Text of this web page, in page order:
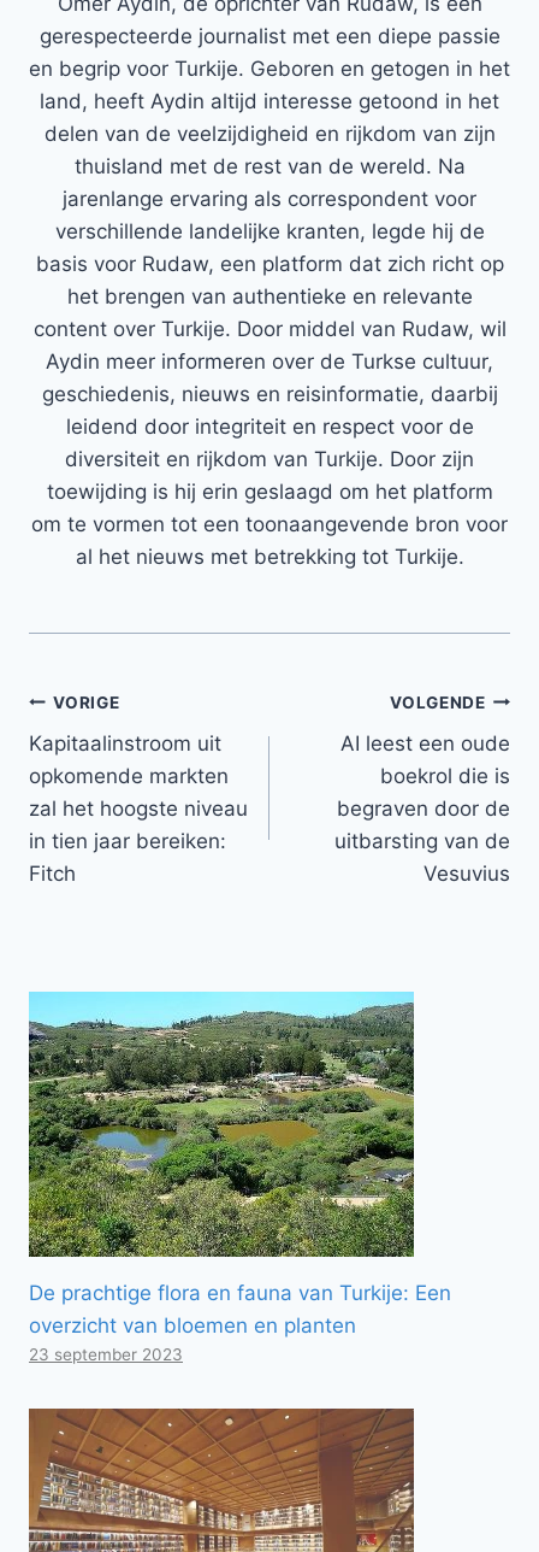
gerespecteerde journalist met een diepe passie
en begrip voor Turkije. Geboren en getogen in het
land, heeft Aydin altijd interesse getoond in het
delen van de veelzijdigheid en rijkdom van zijn
thuisland met de rest van de wereld. Na
jarenlange ervaring als correspondent voor
verschillende landelijke kranten, legde hij de
basis voor Rudaw, een platform dat zich richt op
het brengen van authentieke en relevante
content over Turkije. Door middel van Rudaw, wil
Aydin meer informeren over de Turkse cultuur,
geschiedenis, nieuws en reisinformatie, daarbij
leidend door integriteit en respect voor de
diversiteit en rijkdom van Turkije. Door zijn
toewijding is hij erin geslaagd om het platform
om te vormen tot een toonaangevende bron voor
al het nieuws met betrekking tot Turkije.
Bericht
navigatie
VORIGE
Kapitaalinstroom uit
opkomende markten
zal het hoogste niveau
in tien jaar bereiken:
Fitch
VOLGENDE
AI leest een oude
boekrol die is
begraven door de
uitbarsting van de
Vesuvius
De prachtige flora en fauna van Turkije: Een
overzicht van bloemen en planten
23 september 2023